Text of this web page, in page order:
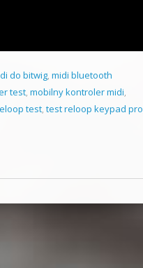
do bitwig, midi bluetooth
test, mobilny kontroler midi,
test, test reloop keypad pro